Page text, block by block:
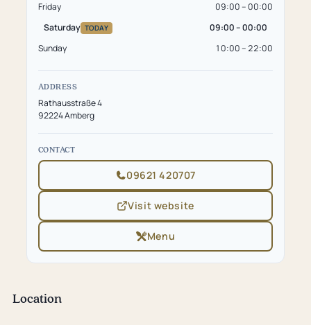
Friday
09:00 – 00:00
Saturday TODAY
09:00 – 00:00
Sunday
10:00 – 22:00
ADDRESS
Rathausstraße 4
92224 Amberg
CONTACT
09621 420707
Visit website
(opens
in
new
tab)
Menu
(opens
in
Location